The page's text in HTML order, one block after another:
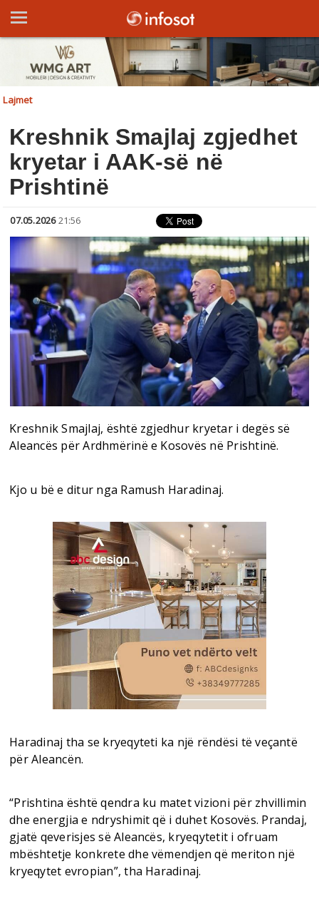
Lajmet
Kreshnik Smajlaj zgjedhet
kryetar i AAK-së në
Prishtinë
07.05.202621:56
Kreshnik Smajlaj, është zgjedhur kryetar i degës së
Aleancës për Ardhmërinë e Kosovës në Prishtinë.
Kjo u bë e ditur nga Ramush Haradinaj.
Haradinaj tha se kryeqyteti ka një rëndësi të veçantë
për Aleancën.
“Prishtina është qendra ku matet vizioni për zhvillimin
dhe energjia e ndryshimit që i duhet Kosovës. Prandaj,
gjatë qeverisjes së Aleancës, kryeqytetit i ofruam
mbështetje konkrete dhe vëmendjen që meriton një
kryeqytet evropian”, tha Haradinaj.